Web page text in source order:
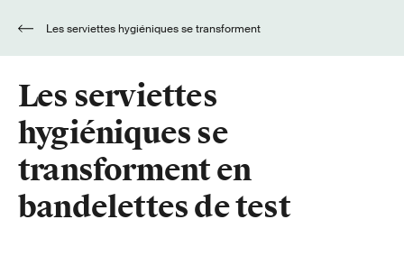
Les serviettes
hygiéniques se
transforment en
bandelettes de test